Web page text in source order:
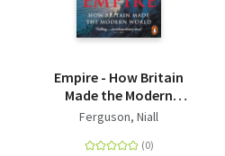
Empire - How Britain
Made the Modern
World
Ferguson, Niall